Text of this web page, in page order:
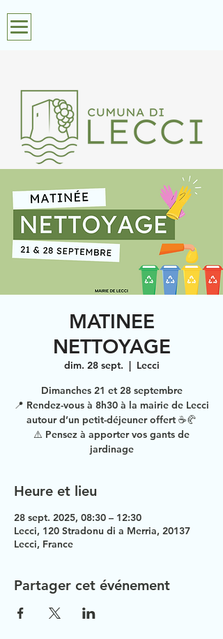
MATINEE
NETTOYAGE
dim. 28 sept.
  |
Lecci
Dimanches 21 et 28 septembre
📍 Rendez-vous à 8h30 à la mairie de Lecci
autour d’un petit-déjeuner offert ☕🥐
⚠️ Pensez à apporter vos gants de
jardinage
Heure et lieu
28 sept. 2025, 08:30 – 12:30
Lecci, 120 Stradonu di a Merria, 20137
Lecci, France
Partager cet événement